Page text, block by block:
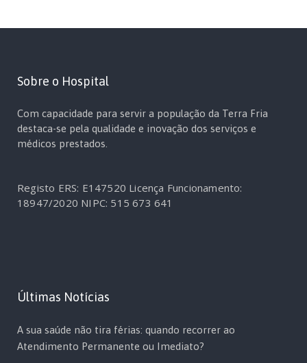
Sobre o Hospital
Com capacidade para servir a população da Terra Fria
destaca-se pela qualidade e inovação dos serviços e
médicos prestados.
Registo ERS: E147520 Licença Funcionamento:
18947/2020 NIPC: 515 673 641
Últimas Notícias
A sua saúde não tira férias: quando recorrer ao
Atendimento Permanente ou Imediato?